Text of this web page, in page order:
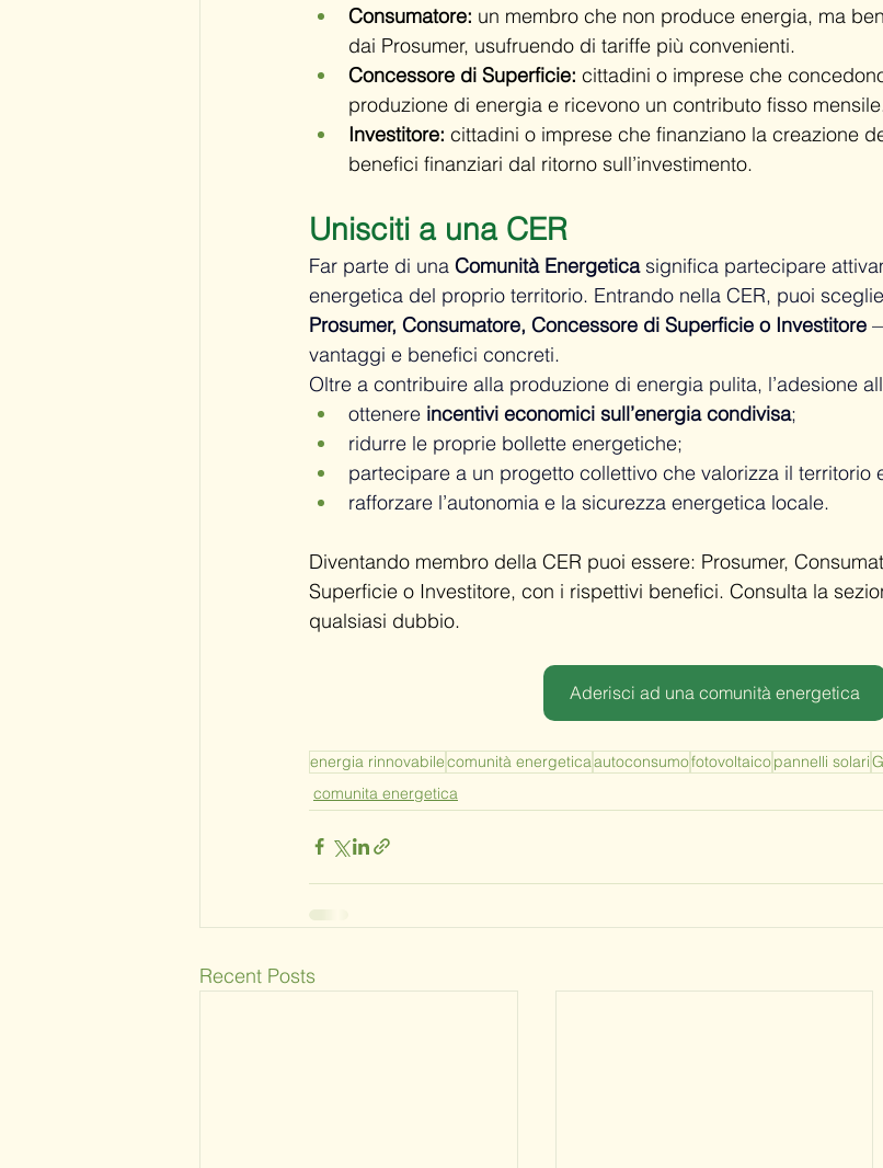
Consumatore: un membro che non produce energia, ma
dai Prosumer, usufruendo di tariffe più convenienti.
Concessore di Superficie: cittadini o imprese che
produzione di energia e ricevono un contributo fisso
Investitore: cittadini o imprese che finanziano la creazione
benefici finanziari dal ritorno sull’investimento.
Unisciti a una CER
Far parte di una Comunità Energetica significa partecipare
energetica del proprio territorio. Entrando nella CER, puoi
Prosumer, Consumatore, Concessore di Superficie o Investitore
vantaggi e benefici concreti.
Oltre a contribuire alla produzione di energia pulita, l’adesione
ottenere incentivi economici sull’energia condivisa;
ridurre le proprie bollette energetiche;
partecipare a un progetto collettivo che valorizza il territorio
rafforzare l’autonomia e la sicurezza energetica locale.
Diventando membro della CER puoi essere: Prosumer,
Superficie o Investitore, con i rispettivi benefici. Consulta la
qualsiasi dubbio.
Aderisci ad una comunità energetica
energia rinnovabilecomunità energeticaautoconsumofotovoltaicopannelli solari
comunita energetica
Recent Posts